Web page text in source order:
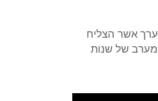
אשר הצליח
של שנות